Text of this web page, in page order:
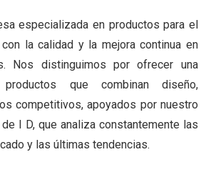
especializada en productos para el
la calidad y la mejora continua en
Nos distinguimos por ofrecer una
que combinan diseño,
competitivos, apoyados por nuestro
I D, que analiza constantemente las
y las últimas tendencias.